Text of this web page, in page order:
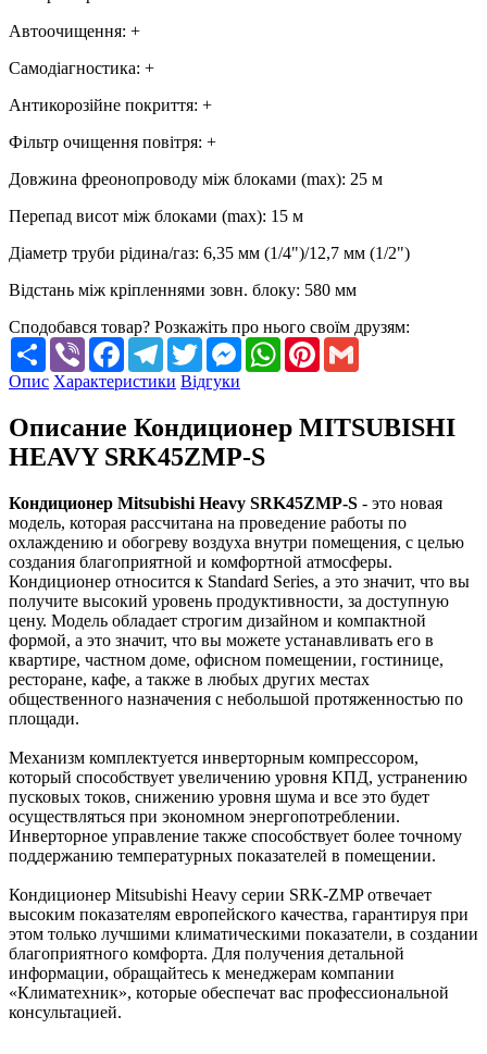
Автоочищення: +
Самодіагностика: +
Антикорозійне покриття: +
Фільтр очищення повітря: +
Довжина фреонопроводу між блоками (max): 25 м
Перепад висот між блоками (max): 15 м
Діаметр труби рідина/газ: 6,35 мм (1/4")/12,7 мм (1/2")
Відстань між кріпленнями зовн. блоку: 580 мм
Сподобався товар? Розкажіть про нього своїм друзям:
Share Viber FacebookTelegramTwitterMessengerWhatsApp
Pinterest
Опис Характеристики Відгуки
Описание Кондиционер MITSUBISHI
HEAVY SRK45ZMP-S
Кондиционер Mitsubishi Heavy SRK45ZMP-S - это новая
модель, которая рассчитана на проведение работы по
охлаждению и обогреву воздуха внутри помещения, с целью
создания благоприятной и комфортной атмосферы.
Кондиционер относится к Standard Series, а это значит, что вы
получите высокий уровень продуктивности, за доступную
цену. Модель обладает строгим дизайном и компактной
формой, а это значит, что вы можете устанавливать его в
квартире, частном доме, офисном помещении, гостинице,
ресторане, кафе, а также в любых других местах
общественного назначения с небольшой протяженностью по
площади.
Механизм комплектуется инверторным компрессором,
который способствует увеличению уровня КПД, устранению
пусковых токов, снижению уровня шума и все это будет
осуществляться при экономном энергопотреблении.
Инверторное управление также способствует более точному
поддержанию температурных показателей в помещении.
Кондиционер Mitsubishi Heavy серии SRК-ZMP отвечает
высоким показателям европейского качества, гарантируя при
этом только лучшими климатическими показатели, в создании
благоприятного комфорта. Для получения детальной
информации, обращайтесь к менеджерам компании
«Климатехник», которые обеспечат вас профессиональной
консультацией.